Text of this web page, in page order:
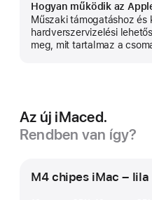
Hogyan működik az
Műszaki támogatáshoz és
hardverszervizelési
meg, mit tartalmaz a
Az új iMaced.
Rendben van így?
M4 chipes iMac – lila